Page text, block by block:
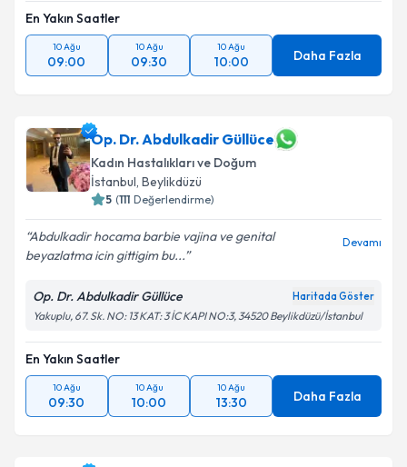
En Yakın Saatler
10 Ağu
09:00
10 Ağu
09:30
10 Ağu
10:00 Daha Fazla
Op. Dr. Abdulkadir Güllüce
Kadın Hastalıkları ve Doğum
İstanbul, Beylikdüzü
5 (111 Değerlendirme)
Abdulkadir hocama barbie vajina ve genital
beyazlatma icin gittigim bu...
Devamı
Op. Dr. Abdulkadir Güllüce Haritada Göster
Yakuplu, 67. Sk. NO: 13 KAT: 3 İC KAPI NO:3, 34520 Beylikdüzü/İstanbul
En Yakın Saatler
10 Ağu
09:30
10 Ağu
10:00
10 Ağu
13:30 Daha Fazla